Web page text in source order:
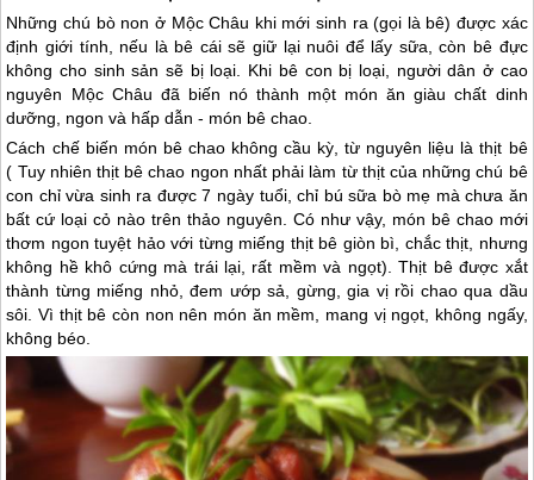
Những chú bò non ở Mộc Châu khi mới sinh ra (gọi là bê) được xác
định giới tính, nếu là bê cái sẽ giữ lại nuôi để lấy sữa, còn bê đực
không cho sinh sản sẽ bị loại. Khi bê con bị loại, người dân ở cao
nguyên Mộc Châu đã biến nó thành một món ăn giàu chất dinh
dưỡng, ngon và hấp dẫn - món bê chao.
Cách chế biến món bê chao không cầu kỳ, từ nguyên liệu là thịt bê
( Tuy nhiên thịt bê chao ngon nhất phải làm từ thịt của những chú bê
con chỉ vừa sinh ra được 7 ngày tuổi, chỉ bú sữa bò mẹ mà chưa ăn
bất cứ loại cỏ nào trên thảo nguyên. Có như vậy, món bê chao mới
thơm ngon tuyệt hảo với từng miếng thịt bê giòn bì, chắc thịt, nhưng
không hề khô cứng mà trái lại, rất mềm và ngọt). Thịt bê được xắt
thành từng miếng nhỏ, đem ướp sả, gừng, gia vị rồi chao qua dầu
sôi. Vì thịt bê còn non nên món ăn mềm, mang vị ngọt, không ngấy,
không béo.